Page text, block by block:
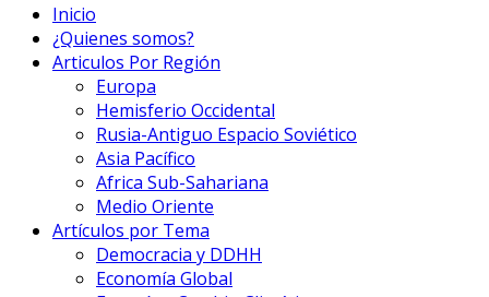
Inicio
¿Quienes somos?
Articulos Por Región
Europa
Hemisferio Occidental
Rusia-Antiguo Espacio Soviético
Asia Pacífico
Africa Sub-Sahariana
Medio Oriente
Artículos por Tema
Democracia y DDHH
Economía Global